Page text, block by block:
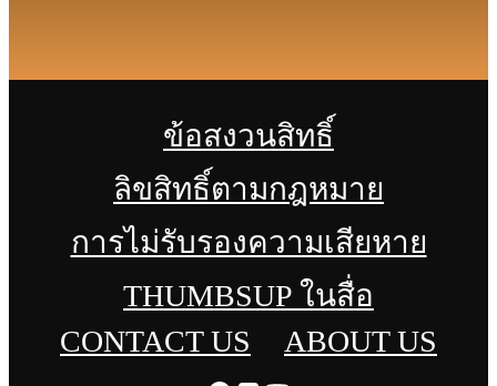
ข้อสงวนสิทธิ์
ลิขสิทธิ์ตามกฎหมาย
การไม่รับรองความเสียหาย
THUMBSUP ในสื่อ
CONTACT US
ABOUT US